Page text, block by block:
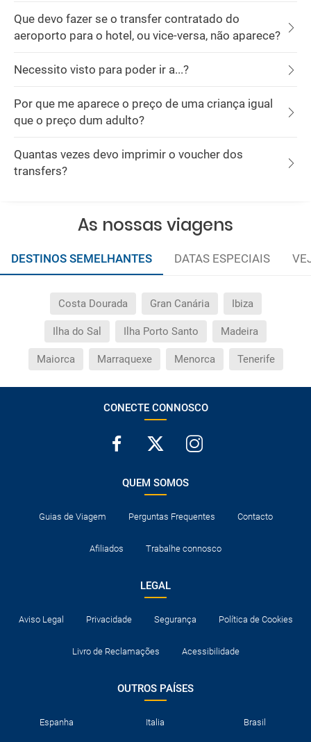
Que devo fazer se o transfer contratado do
aeroporto para o hotel, ou vice-versa, não aparece?
Necessito visto para poder ir a...?
Por que me aparece o preço de uma criança igual
que o preço dum adulto?
Quantas vezes devo imprimir o voucher dos
transfers?
As nossas viagens
DESTINOS SEMELHANTES DATAS ESPECIAIS
Costa Dourada Gran Canária Ibiza
Ilha do Sal Ilha Porto Santo Madeira
Maiorca Marraquexe Menorca Tenerife
CONECTE CONNOSCO
QUEM SOMOS
Guias de Viagem Perguntas Frequentes Contacto
Afiliados Trabalhe connosco
LEGAL
Aviso Legal Privacidade Segurança Política de Cookies
Livro de Reclamações Acessibilidade
OUTROS PAÍSES
Espanha Italia Brasil